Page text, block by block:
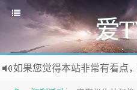
爱
欢迎访问爱TY网，欢迎加入